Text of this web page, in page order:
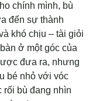
chính mình, bù
đến sự thành
khó chịu – tài giỏi
ở một góc của
đưa ra, nhưng
bé nhỏ với vóc
rối bù đang nhìn